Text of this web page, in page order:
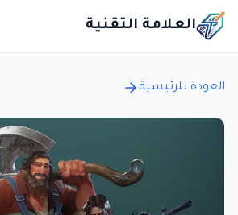
العلامة التقنية
العودة للرئيسية